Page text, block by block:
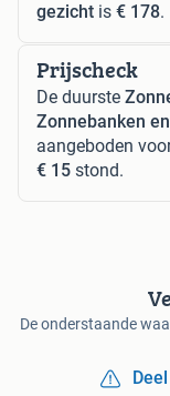
gezicht is € 178.
Prijscheck
De duurste
Zonnebanken
aangeboden
€ 15 stond.
De onderstaande